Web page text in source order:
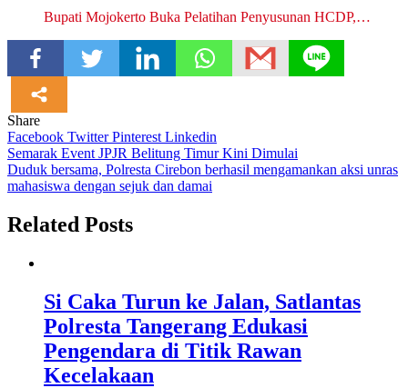
Bupati Mojokerto Buka Pelatihan Penyusunan HCDP,…
Share
Facebook TwitterPinterest Linkedin
Navigasi
pos
Semarak Event JPJR Belitung Timur Kini Dimulai
Duduk bersama, Polresta Cirebon berhasil mengamankan aksi unras
mahasiswa dengan sejuk dan damai
Related Posts
Si Caka Turun ke Jalan, Satlantas
Polresta Tangerang Edukasi
Pengendara di Titik Rawan
Kecelakaan